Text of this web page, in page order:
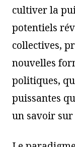
cultiver la
potentiels
collectives,
nouvelles
politiques,
puissantes
un savoir sur